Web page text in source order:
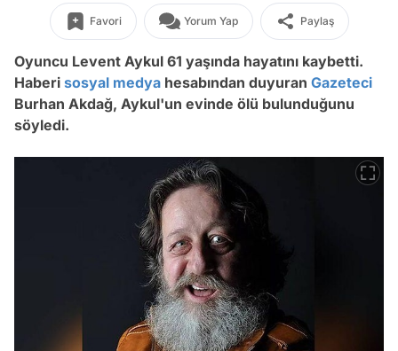
Favori Yorum Yap Paylaş
Oyuncu Levent Aykul 61 yaşında hayatını kaybetti.
Haberi sosyal medya hesabından duyuran Gazeteci
Burhan Akdağ, Aykul'un evinde ölü bulunduğunu
söyledi.